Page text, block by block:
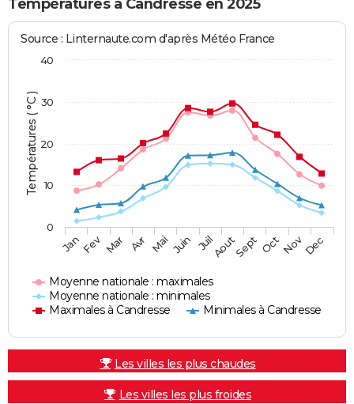
Températures à Candresse en 2025
Températures ( °C )
Source : Linternaute.com d'après Météo France
Moyenne nationale : maximales
Moyenne nationale : minimales
Maximales à Candresse
Minimales à Candresse
JanFev Mar Avr Mai Juin JuilAoutSept OctNovDec
0
10
20
30
40
Les villes les plus chaudes
Les villes les plus froides